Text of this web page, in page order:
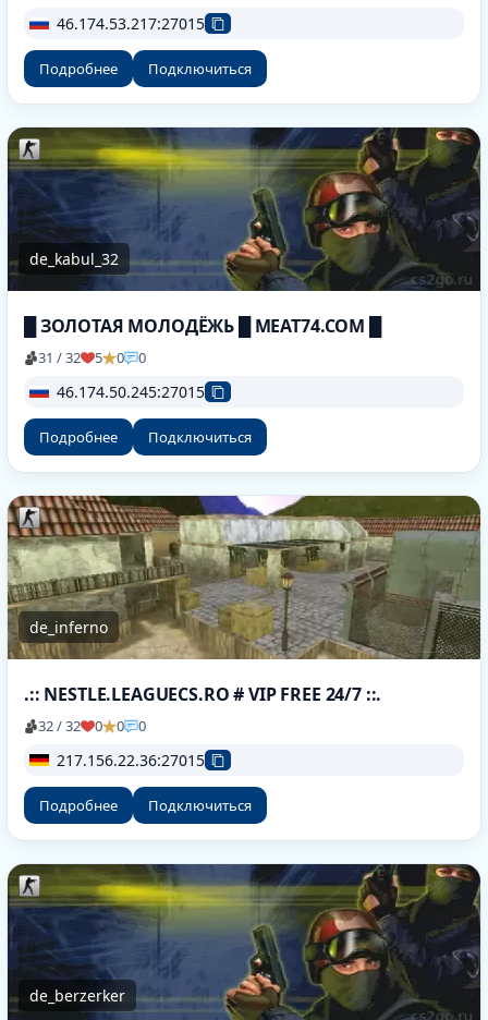
46.174.53.217:27015
Подробнее Подключиться
de_kabul_32
█ ЗОЛОТАЯ МОЛОДЁЖЬ █ MEAT74.COM █
31 / 32 5 0 0
46.174.50.245:27015
Подробнее Подключиться
de_inferno
.:: NESTLE.LEAGUECS.RO # VIP FREE 24/7 ::.
32 / 32 0 0 0
217.156.22.36:27015
Подробнее Подключиться
de_berzerker